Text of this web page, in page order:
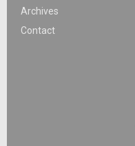
Archives
Contact